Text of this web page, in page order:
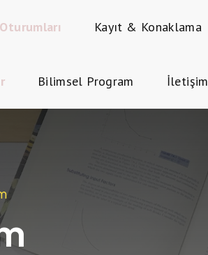
Kayıt & Konaklama
Bilimsel Program İletişim